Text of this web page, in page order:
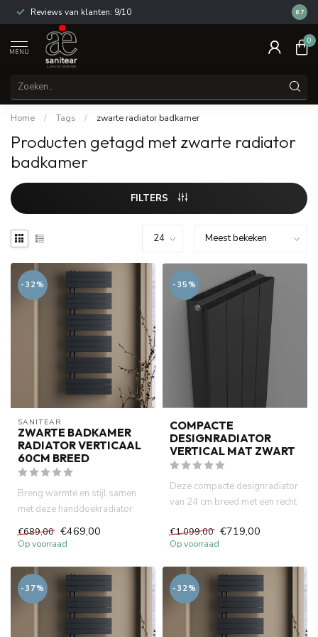
Reviews van klanten: 9/10 14
8.7
MENU
0
Home / Tags / zwarte radiator badkamer
Producten getagd met zwarte radiator
badkamer
FILTERS
-32%
SANITEAR
ZWARTE BADKAMER
RADIATOR VERTICAAL
60CM BREED
Breng warmte en stijl samen
met deze handdoekradiator
van 60cm x 160cm in een m...
€689,00 €469,00
Op voorraad
-35%
COMPACTE
DESIGNRADIATOR
VERTICAL MAT ZWART
Deze compacte designradiator
van 24 cm breed met een recht
€1.099,00 €719,00
Op voorraad
-37% -32%